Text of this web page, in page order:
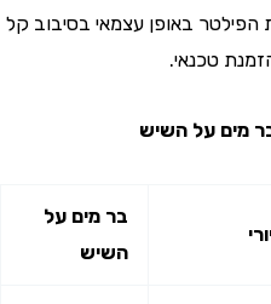
באופן עצמאי בסיבוב קל
על השיש
בר מים על
השיש